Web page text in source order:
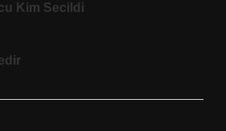
Kim Secildi